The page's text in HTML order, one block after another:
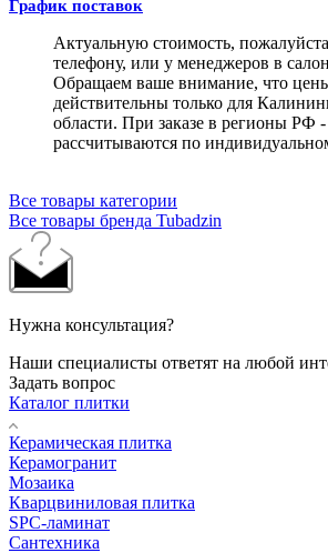
График поставок
Актуальную стоимость,
телефону, или у менеджеров в
Обращаем ваше внимание, что
действительны только для
области. При заказе в регионы РФ
рассчитываются по
Все товары категории
Все товары бренда Tubadzin
Нужна консультация?
Наши специалисты ответят на любой
Задать вопрос
Каталог плитки
Керамическая плитка
Керамогранит
Мозаика
Кварцвиниловая плитка
SPC-ламинат
Сантехника